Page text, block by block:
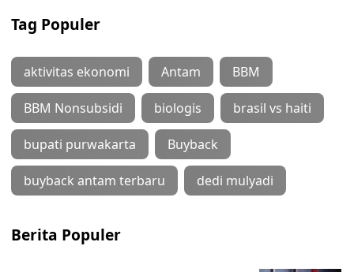
Tag Populer
aktivitas ekonomi Antam BBM
BBM Nonsubsidi biologis brasil vs haiti
bupati purwakarta Buyback
buyback antam terbaru dedi mulyadi
Berita Populer